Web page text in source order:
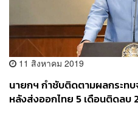
11 สิงหาคม 2019
นายกฯ กำชับติดตามผลกระท
หลังส่งออกไทย 5 เดือนติดลบ